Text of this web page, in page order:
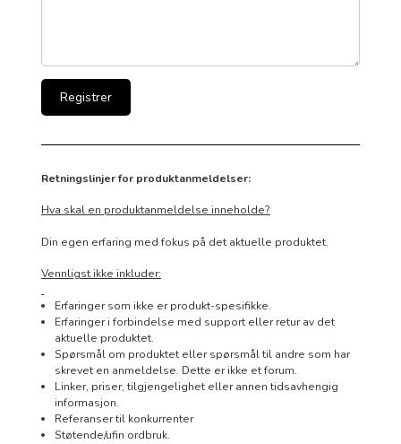
Retningslinjer for produktanmeldelser:
Hva skal en produktanmeldelse inneholde?
Din egen erfaring med fokus på det aktuelle produktet.
Vennligst ikke inkluder:
Erfaringer som ikke er produkt-spesifikke.
Erfaringer i forbindelse med support eller retur av det
aktuelle produktet.
Spørsmål om produktet eller spørsmål til andre som har
skrevet en anmeldelse. Dette er ikke et forum.
Linker, priser, tilgjengelighet eller annen tidsavhengig
informasjon.
Referanser til konkurrenter
Støtende/ufin ordbruk.